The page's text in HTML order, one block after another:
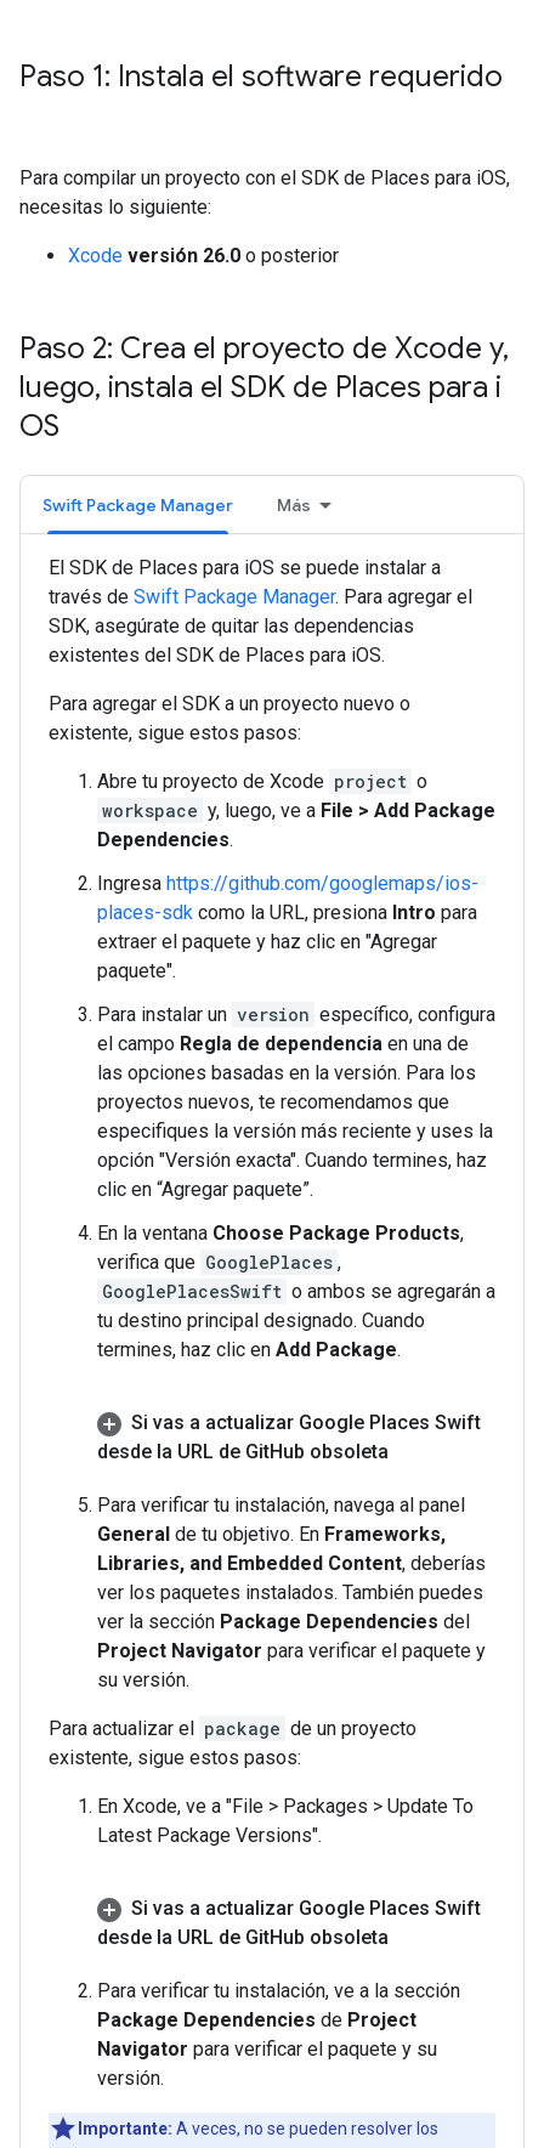
Paso 1: Instala el software requerido
Para compilar un proyecto con el SDK de Places para iOS,
necesitas lo siguiente:
Xcode versión 26.0 o posterior
Paso 2: Crea el proyecto de Xcode y,
luego, instala el SDK de Places para i
OS
Swift Package Manager Más
El SDK de Places para iOS se puede instalar a
través de Swift Package Manager. Para agregar el
SDK, asegúrate de quitar las dependencias
existentes del SDK de Places para iOS.
Para agregar el SDK a un proyecto nuevo o
existente, sigue estos pasos:
Abre tu proyecto de Xcode project o
workspace y, luego, ve a File > Add Package
Dependencies.
Ingresa https://github.com/googlemaps/ios-
places-sdk como la URL, presiona Intro para
extraer el paquete y haz clic en "Agregar
paquete".
Para instalar un version específico, configura
el campo Regla de dependencia en una de
las opciones basadas en la versión. Para los
proyectos nuevos, te recomendamos que
especifiques la versión más reciente y uses la
opción "Versión exacta". Cuando termines, haz
clic en “Agregar paquete”.
En la ventana Choose Package Products,
verifica que GooglePlaces ,
GooglePlacesSwift o ambos se agregarán a
tu destino principal designado. Cuando
termines, haz clic en Add Package.
Si vas a actualizar Google Places Swift
desde la URL de GitHub obsoleta
Para verificar tu instalación, navega al panel
General de tu objetivo. En Frameworks,
Libraries, and Embedded Content, deberías
ver los paquetes instalados. También puedes
ver la sección Package Dependencies del
Project Navigator para verificar el paquete y
su versión.
Para actualizar el package de un proyecto
existente, sigue estos pasos:
En Xcode, ve a "File > Packages > Update To
Latest Package Versions".
Si vas a actualizar Google Places Swift
desde la URL de GitHub obsoleta
Para verificar tu instalación, ve a la sección
Package Dependencies de Project
Navigator para verificar el paquete y su
versión.
Importante: A veces, no se pueden resolver los